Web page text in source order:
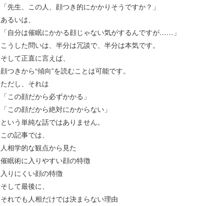
「先生、この人、顔つき的にかかりそうですか？」
あるいは、
「自分は催眠にかかる顔じゃない気がするんですが…… 」
こうした問いは、半分は冗談で、半分は本気です。
そして正直に言えば、
顔つきから“傾向”を読むことは可能です。
ただし、それは
「この顔だから必ずかかる」
「この顔だから絶対にかからない」
という単純な話ではありません。
この記事では、
人相学的な観点から見た
催眠術に入りやすい顔の特徴
入りにくい顔の特徴
そして最後に、
それでも人相だけでは決まらない理由